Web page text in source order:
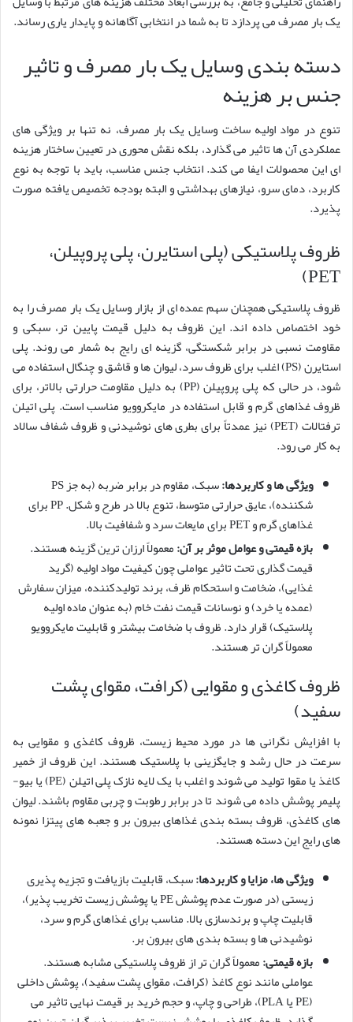
یک بار مصرف می پردازد تا به شما در انتخابی آگاهانه و پایدار یاری رساند.
دسته بندی وسایل یک بار مصرف و تاثیر
جنس بر هزینه
تنوع در مواد اولیه ساخت وسایل یک بار مصرف، نه تنها بر ویژگی های
عملکردی آن ها تاثیر می گذارد، بلکه نقش محوری در تعیین ساختار هزینه
ای این محصولات ایفا می کند. انتخاب جنس مناسب، باید با توجه به نوع
کاربرد، دمای سرو، نیازهای بهداشتی و البته بودجه تخصیص یافته صورت
پذیرد.
ظروف پلاستیکی (پلی استایرن، پلی پروپیلن،
PET)
ظروف پلاستیکی همچنان سهم عمده ای از بازار وسایل یک بار مصرف را به
خود اختصاص داده اند. این ظروف به دلیل قیمت پایین تر، سبکی و
مقاومت نسبی در برابر شکستگی، گزینه ای رایج به شمار می روند. پلی
استایرن (PS) اغلب برای ظروف سرد، لیوان ها و قاشق و چنگال استفاده می
شود، در حالی که پلی پروپیلن (PP) به دلیل مقاومت حرارتی بالاتر، برای
ظروف غذاهای گرم و قابل استفاده در مایکروویو مناسب است. پلی اتیلن
ترفتالات (PET) نیز عمدتاً برای بطری های نوشیدنی و ظروف شفاف سالاد
به کار می رود.
ویژگی ها و کاربردها:
سبک، مقاوم در برابر ضربه (به جز PS
شکننده)، عایق حرارتی متوسط، تنوع بالا در طرح و شکل. PP برای
غذاهای گرم و PET برای مایعات سرد و شفافیت بالا.
بازه قیمتی و عوامل موثر بر آن:معمولاً ارزان ترین گزینه هستند.
قیمت گذاری تحت تاثیر عواملی چون کیفیت مواد اولیه (گرید
غذایی)، ضخامت و استحکام ظرف، برند تولیدکننده، میزان سفارش
(عمده یا خرد) و نوسانات قیمت نفت خام (به عنوان ماده اولیه
پلاستیک) قرار دارد. ظروف با ضخامت بیشتر و قابلیت مایکروویو
معمولاً گران تر هستند.
ظروف کاغذی و مقوایی (کرافت، مقوای پشت
سفید)
با افزایش نگرانی ها در مورد محیط زیست، ظروف کاغذی و مقوایی به
سرعت در حال رشد و جایگزینی با پلاستیک هستند. این ظروف از خمیر
کاغذ یا مقوا تولید می شوند و اغلب با یک لایه نازک پلی اتیلن (PE) یا بیو-
پلیمر پوشش داده می شوند تا در برابر رطوبت و چربی مقاوم باشند. لیوان
های کاغذی، ظروف بسته بندی غذاهای بیرون بر و جعبه های پیتزا نمونه
های رایج این دسته هستند.
ویژگی ها، مزایا و کاربردها:سبک، قابلیت بازیافت و تجزیه پذیری
زیستی (در صورت عدم پوشش PE یا پوشش زیست تخریب پذیر)،
قابلیت چاپ و برندسازی بالا. مناسب برای غذاهای گرم و سرد،
نوشیدنی ها و بسته بندی های بیرون بر.
بازه قیمتی:معمولاً گران تر از ظروف پلاستیکی مشابه هستند.
عواملی مانند نوع کاغذ (کرافت، مقوای پشت سفید)، پوشش داخلی
(PE یا PLA)، طراحی و چاپ، و حجم خرید بر قیمت نهایی تاثیر می